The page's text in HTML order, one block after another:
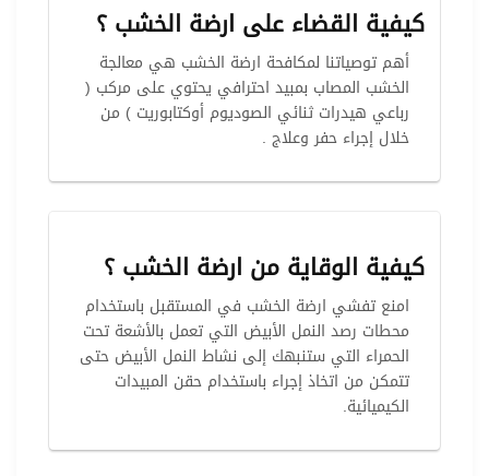
كيفية القضاء على ارضة الخشب ؟
أهم توصياتنا لمكافحة ارضة الخشب هي معالجة
الخشب المصاب بمبيد احترافي يحتوي على مركب (
رباعي هيدرات ثنائي الصوديوم أوكتابوريت ) من
خلال إجراء حفر وعلاج .
كيفية الوقاية من ارضة الخشب ؟
امنع تفشي ارضة الخشب في المستقبل باستخدام
محطات رصد النمل الأبيض التي تعمل بالأشعة تحت
الحمراء التي ستنبهك إلى نشاط النمل الأبيض حتى
تتمكن من اتخاذ إجراء باستخدام حقن المبيدات
الكيميائية.